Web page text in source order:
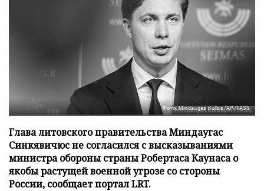
Фото: Mindaugas Kulbis/AP/TASS
Глава литовского правительства Миндаугас
Синкявичюс не согласился с высказываниями
министра обороны страны Робертаса Каунаса о
якобы растущей военной угрозе со стороны
России, сообщает портал LRT.